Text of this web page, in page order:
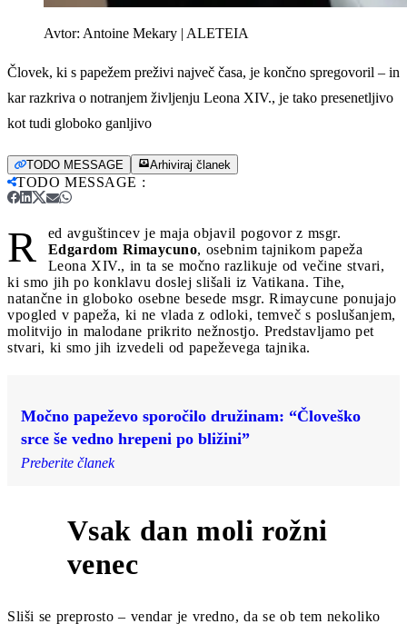
Avtor: Antoine Mekary | ALETEIA
Človek, ki s papežem preživi največ časa, je končno spregovoril – in
kar razkriva o notranjem življenju Leona XIV., je tako presenetljivo
kot tudi globoko ganljivo
TODO MESSAGE Arhiviraj članek
TODO MESSAGE :
R
ed avguštincev je maja objavil pogovor z msgr.
Edgardom Rimaycuno, osebnim tajnikom papeža
Leona XIV., in ta se močno razlikuje od večine stvari,
ki smo jih po konklavu doslej slišali iz Vatikana. Tihe,
natančne in globoko osebne besede msgr. Rimaycune ponujajo
vpogled v papeža, ki ne vlada z odloki, temveč s poslušanjem,
molitvijo in malodane prikrito nežnostjo. Predstavljamo pet
stvari, ki smo jih izvedeli od papeževega tajnika.
Močno papeževo sporočilo družinam: “Človeško
srce še vedno hrepeni po bližini”
Preberite članek
Vsak dan moli rožni
venec
Sliši se preprosto – vendar je vredno, da se ob tem nekoliko